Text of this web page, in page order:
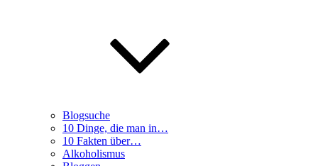
Blogsuche
10 Dinge, die man in…
10 Fakten über…
Alkoholismus